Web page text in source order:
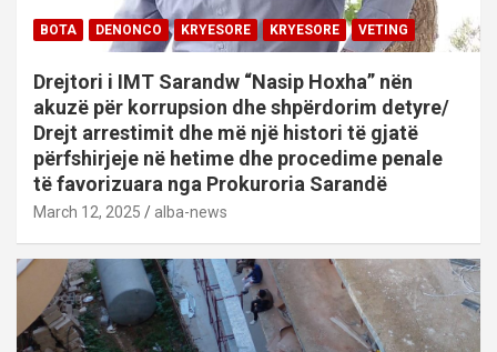
BOTA DENONCO KRYESORE KRYESORE VETING
Drejtori i IMT Sarandw “Nasip Hoxha” nën
akuzë për korrupsion dhe shpërdorim detyre/
Drejt arrestimit dhe më një histori të gjatë
përfshirjeje në hetime dhe procedime penale
të favorizuara nga Prokuroria Sarandë
March 12, 2025 alba-news